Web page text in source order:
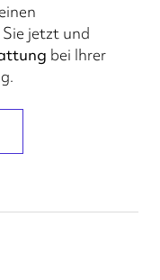
jetzt und
bei Ihrer